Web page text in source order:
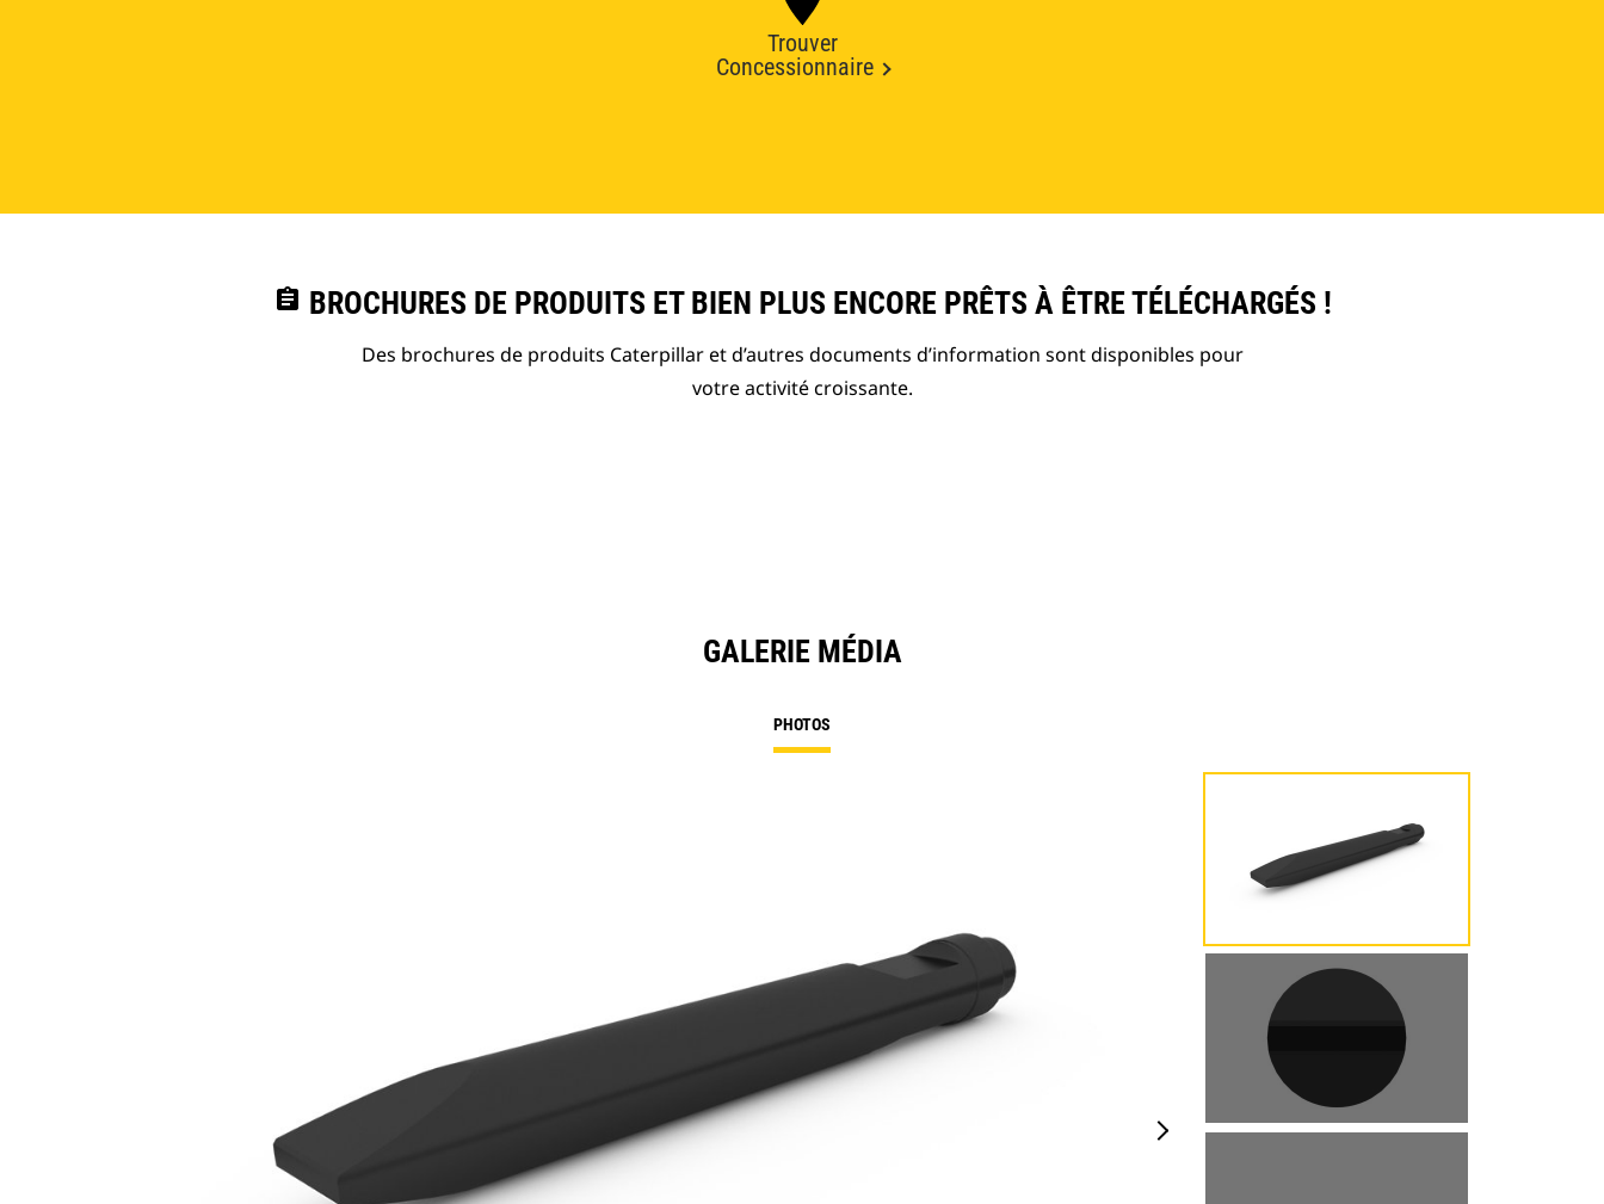
Trouver
Concessionnaire
assignment BROCHURES DE PRODUITS ET BIEN PLUS ENCORE PRÊTS À ÊTRE TÉLÉCHARGÉS !
Des brochures de produits Caterpillar et d’autres documents d’information sont disponibles pour
votre activité croissante.
GALERIE MÉDIA
PHOTOS